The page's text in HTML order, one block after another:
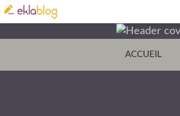
ACCUEIL